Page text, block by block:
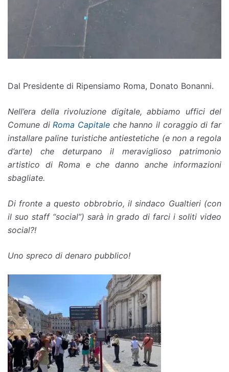
Dal Presidente di Ripensiamo Roma, Donato Bonanni.
Nell’era della rivoluzione digitale, abbiamo uffici del
Comune diRoma Capitale che hanno il coraggio di far
installare paline turistiche antiestetiche (e non a regola
d’arte) che deturpano il meraviglioso patrimonio
artistico di Roma e che danno anche informazioni
sbagliate.
Di fronte a questo obbrobrio, il sindaco Gualtieri (con
il suo staff “social”) sarà in grado di farci i soliti video
social?!
Uno spreco di denaro pubblico!